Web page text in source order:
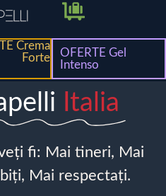
Crema
Forte
OFERTE Gel
Intenso
Italia
fi: Mai tineri, Mai
Mai respectați.